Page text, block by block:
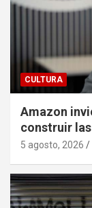
CULTURA
Amazon
construir
5 agosto, 2026